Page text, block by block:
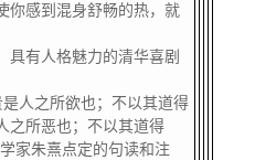
你感到混身舒畅的热，就
具有人格魅力的清华喜剧
人之所欲也；不以其道得
之所恶也；不以其道得
家朱熹点定的句读和注